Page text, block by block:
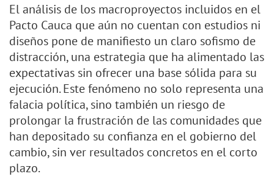
El análisis de los macroproyectos incluidos en el
Pacto Cauca que aún no cuentan con estudios ni
diseños pone de manifiesto un claro sofismo de
distracción, una estrategia que ha alimentado las
expectativas sin ofrecer una base sólida para su
ejecución. Este fenómeno no solo representa una
falacia política, sino también un riesgo de
prolongar la frustración de las comunidades que
han depositado su confianza en el gobierno del
cambio, sin ver resultados concretos en el corto
plazo.